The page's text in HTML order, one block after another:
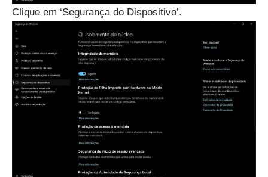
Clique em ‘Segurança do Dispositivo’.